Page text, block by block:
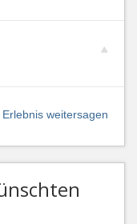
Erlebnis weitersagen